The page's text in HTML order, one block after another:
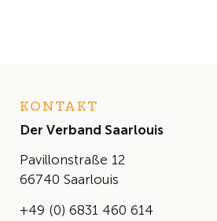
KONTAKT
Der Verband Saarlouis
Pavillonstraße 12
66740 Saarlouis
+49 (0) 6831 460 614